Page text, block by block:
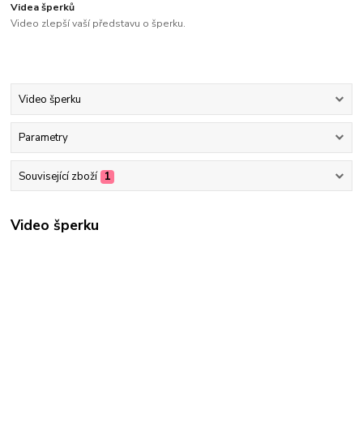
Videa šperků
Video zlepší vaší představu o šperku.
Video šperku
Parametry
Související zboží 1
Video šperku